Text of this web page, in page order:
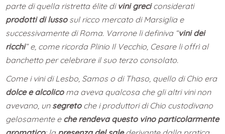
parte di quella ristretta élite di vini greciconsiderati
prodotti di lussosul ricco mercato di Marsiglia e
successivamente di Roma. Varrone li definiva “vini dei
ricchi” e, come ricorda Plinio Il Vecchio, Cesare li offrì al
banchetto per celebrare il suo terzo consolato.
Come i vini di Lesbo, Samos o di Thaso, quello di Chio era
dolce e alcolicoma aveva qualcosa che gli altri vini non
avevano, un segretoche i produttori di Chio custodivano
gelosamente e che rendeva questo vino particolarmente